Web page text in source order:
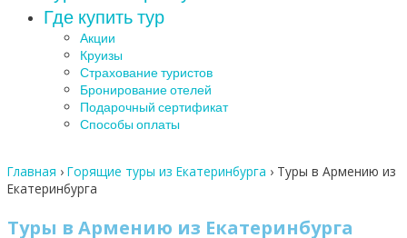
Где купить тур
Акции
Круизы
Страхование туристов
Бронирование отелей
Подарочный сертификат
Способы оплаты
Главная › Горящие туры из Екатеринбурга › Туры в Армению из
Екатеринбурга
Туры в Армению из Екатеринбурга